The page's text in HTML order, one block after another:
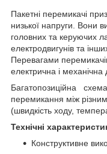
Пакетні перемикачі
низької напруги. Вони
головних та керуючих
електродвигунів та
Перевагами
електрична і механічна
Багатопозиційна
перемикання між
(швидкість ходу,
Технічні
Конструктивне